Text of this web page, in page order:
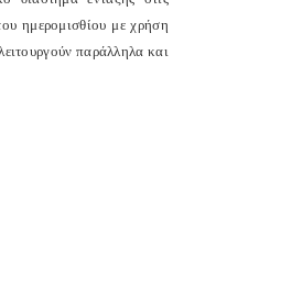
ημερομισθίου με χρήση
παράλληλα και